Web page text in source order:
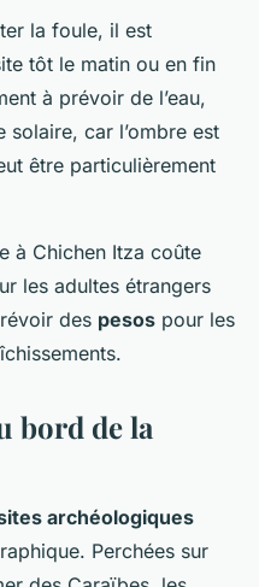
la foule, il est
tôt le matin ou en fin
à prévoir de l’eau,
solaire, car l’ombre est
être particulièrement
à Chichen Itza coûte
les adultes étrangers
des pesos pour les
bord de la
archéologiques
Perchées sur